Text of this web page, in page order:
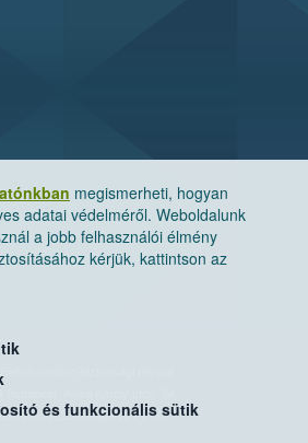
megismerheti, hogyan
adatai védelméről. Weboldalunk
a jobb felhasználói élmény
kérjük, kattintson az
és funkcionális sütik
biztonsági Hivatal
cím: 1525 Budapest. Pf. 30.